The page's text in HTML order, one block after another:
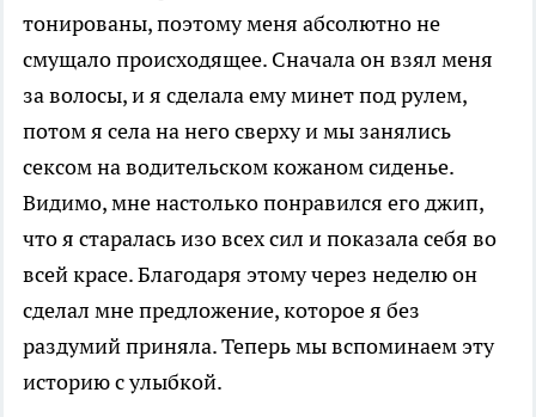
тонированы, поэтому меня абсолютно не
смущало происходящее. Сначала он взял меня
за волосы, и я сделала ему минет под рулем,
потом я села на него сверху и мы занялись
сексом на водительском кожаном сиденье.
Видимо, мне настолько понравился его джип,
что я старалась изо всех сил и показала себя во
всей красе. Благодаря этому через неделю он
сделал мне предложение, которое я без
раздумий приняла. Теперь мы вспоминаем эту
историю с улыбкой.